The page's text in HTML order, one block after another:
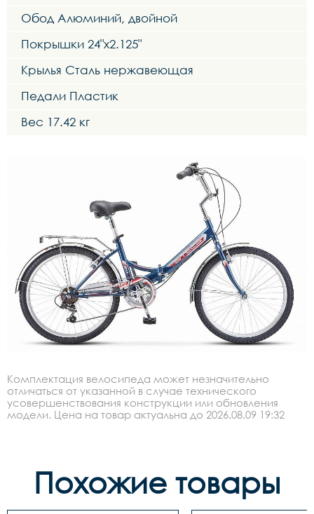
Обод Алюминий, двойной
Покрышки 24"x2.125"
Крылья Сталь нержавеющая
Педали Пластик
Вес 17.42 кг
Комплектация велосипеда может незначительно
отличаться от указанной в случае технического
усовершенствования конструкции или обновления
модели. Цена на товар актуальна до 2026.08.09 19:32
Похожие товары